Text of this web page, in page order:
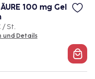
100 mg Gel
/ St.
und Details